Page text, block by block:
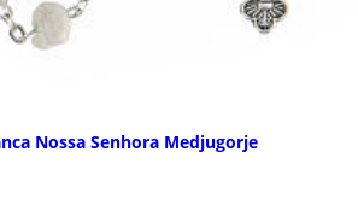
Nossa Senhora Medjugorje